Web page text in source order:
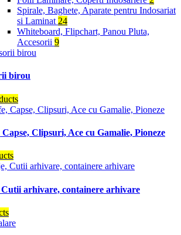
Spirale, Baghete, Aparate pentru Indosariat
si Laminat 24
Whiteboard, Flipchart, Panou Pluta,
Accesorii 9
birou
Clipsuri, Ace cu Gamalie, Pioneze
arhivare, containere arhivare